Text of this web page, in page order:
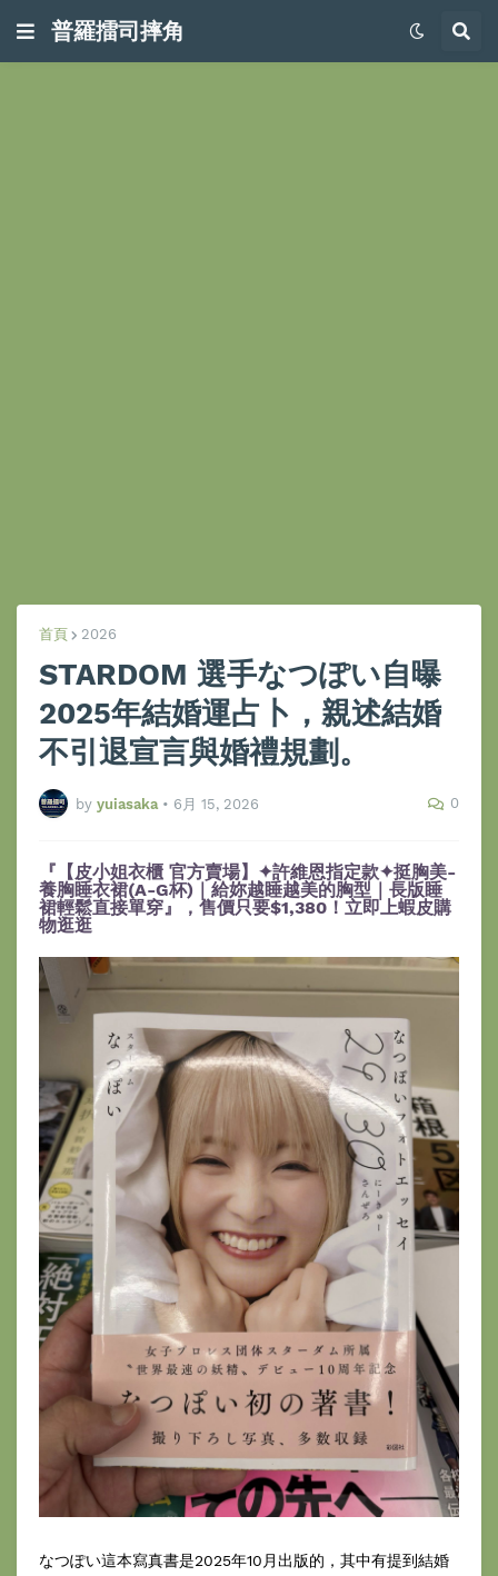
普羅擂司摔角
首頁 2026
STARDOM 選手なつぽい自曝
2025年結婚運占卜，親述結婚
不引退宣言與婚禮規劃。
by yuiasaka • 6月 15, 2026 0
『【皮小姐衣櫃 官方賣場】✦許維恩指定款✦挺胸美-
養胸睡衣裙(A-G杯)｜給妳越睡越美的胸型｜長版睡
裙輕鬆直接單穿』，售價只要$1,380！立即上蝦皮購
物逛逛
なつぽい這本寫真書是2025年10月出版的，其中有提到結婚